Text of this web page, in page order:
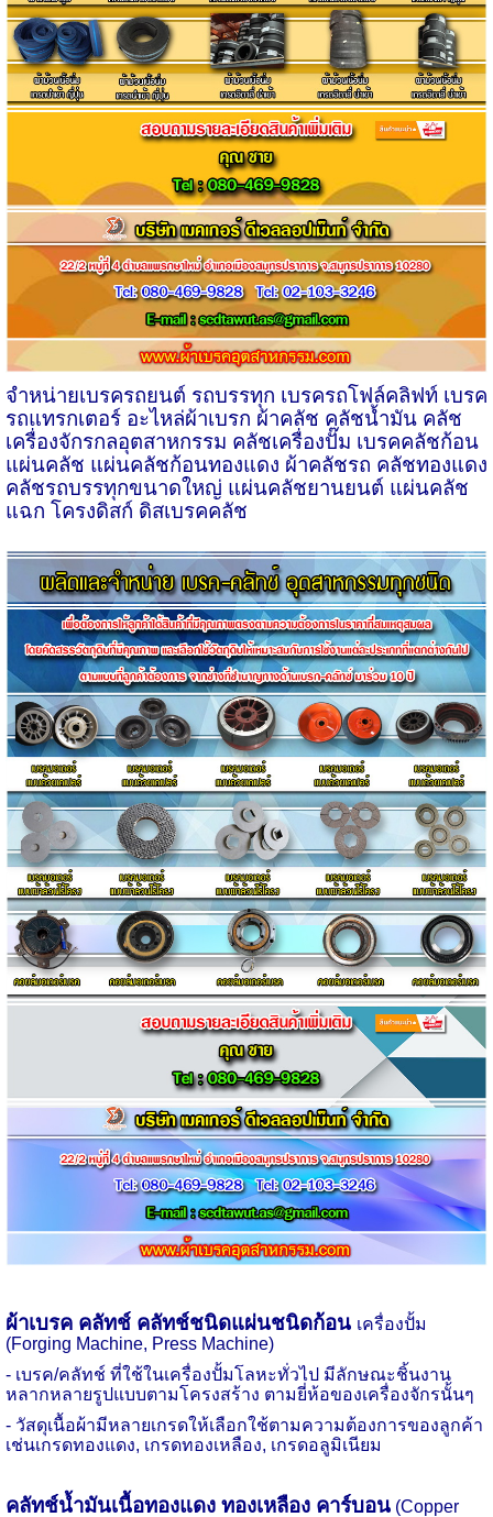
จำหน่ายเบรครถยนต์ รถบรรทุก เบรครถโฟล์คลิฟท์ เบรค
รถแทรกเตอร์ อะไหล่ผ้าเบรก ผ้าคลัช คลัชน้ำมัน คลัช
เครื่องจักรกลอุตสาหกรรม คลัชเครื่องปั๊ม เบรคคลัชก้อน
แผ่นคลัช แผ่นคลัชก้อนทองแดง ผ้าคลัชรถ คลัชทองแดง
คลัชรถบรรทุกขนาดใหญ่ แผ่นคลัชยานยนต์ แผ่นคลัช
แฉก โครงดิสก์ ดิสเบรคคลัช
ผ้าเบรค คลัทช์ คลัทช์ชนิดแผ่นชนิดก้อน เครื่องปั้ม
(Forging Machine, Press Machine)
- เบรค/คลัทช์ ที่ใช้ในเครื่องปั้มโลหะทั่วไป มีลักษณะชิ้นงาน
หลากหลายรูปแบบตามโครงสร้าง ตามยี่ห้อของเครื่องจักรนั้นๆ
- วัสดุเนื้อผ้ามีหลายเกรดให้เลือกใช้ตามความต้องการของลูกค้า
เช่นเกรดทองแดง, เกรดทองเหลือง, เกรดอลูมิเนียม
คลัทช์น้ำมันเนื้อทองแดง ทองเหลือง คาร์บอน(Copper